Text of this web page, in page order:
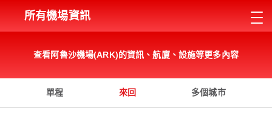
所有機場資訊
查看阿魯沙機場(ARK)的資訊、航廈、設施等更多內容
單程 來回 多個城市